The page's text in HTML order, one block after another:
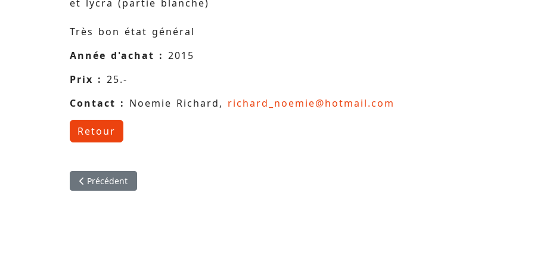
et lycra (partie blanche)
Très bon état général
Année d'achat : 2015
Prix : 25.-
Contact : Noemie Richard, richard_noemie@hotmail.com
Retour
Article précédent : Justaucorps marque Décathlon
Précédent